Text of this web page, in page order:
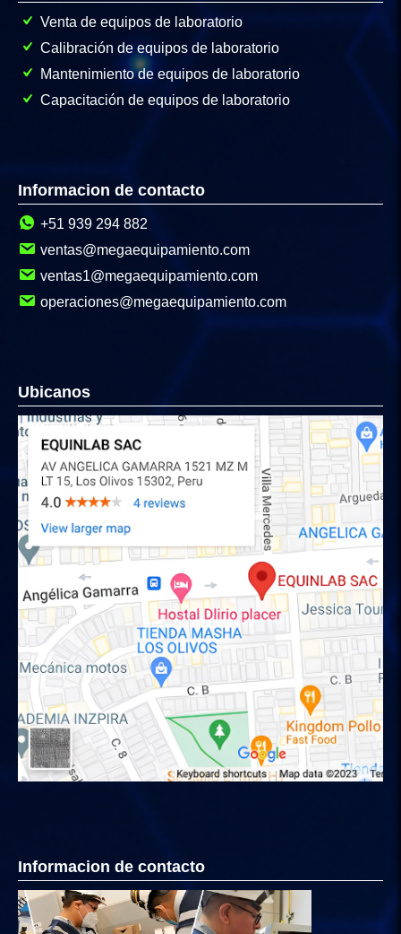
Venta de equipos de laboratorio
Calibración de equipos de laboratorio
Mantenimiento de equipos de laboratorio
Capacitación de equipos de laboratorio
Informacion de contacto
+51 939 294 882
ventas@megaequipamiento.com
ventas1@megaequipamiento.com
operaciones@megaequipamiento.com
Ubicanos
Informacion de contacto